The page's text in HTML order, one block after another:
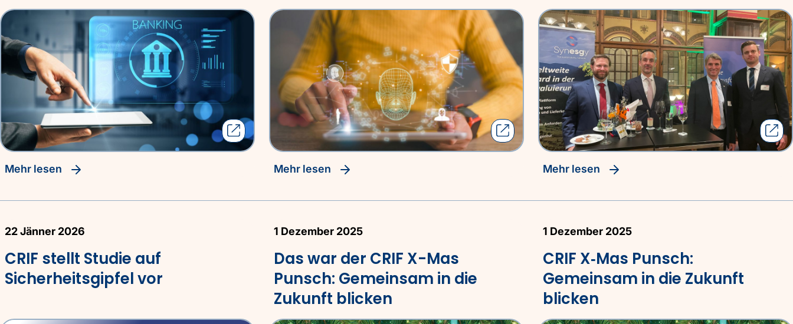
Mehr lesen Mehr lesen Mehr lesen
22 Jänner 2026
CRIF stellt Studie auf
Sicherheitsgipfel vor
1 Dezember 2025
Das war der CRIF X-Mas
Punsch: Gemeinsam in die
Zukunft blicken
1 Dezember 2025
CRIF X‑Mas Punsch:
Gemeinsam in die Zukunft
blicken